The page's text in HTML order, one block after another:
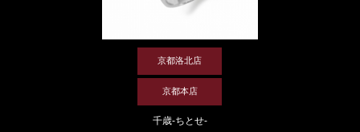
京都洛北店
京都本店
千歳-ちとせ-